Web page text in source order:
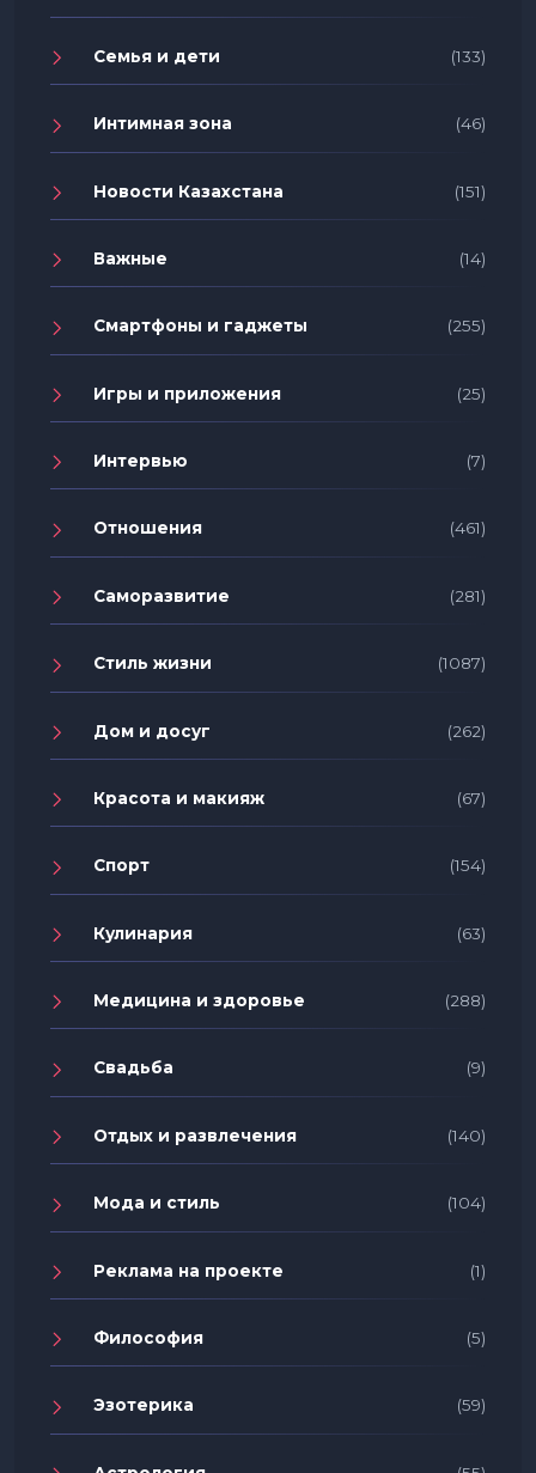
Семья и дети (133)
Интимная зона (46)
Новости Казахстана (151)
Важные (14)
Смартфоны и гаджеты (255)
Игры и приложения (25)
Интервью (7)
Отношения (461)
Саморазвитие (281)
Стиль жизни (1087)
Дом и досуг (262)
Красота и макияж (67)
Спорт (154)
Кулинария (63)
Медицина и здоровье (288)
Свадьба (9)
Отдых и развлечения (140)
Мода и стиль (104)
Реклама на проекте (1)
Философия (5)
Эзотерика (59)